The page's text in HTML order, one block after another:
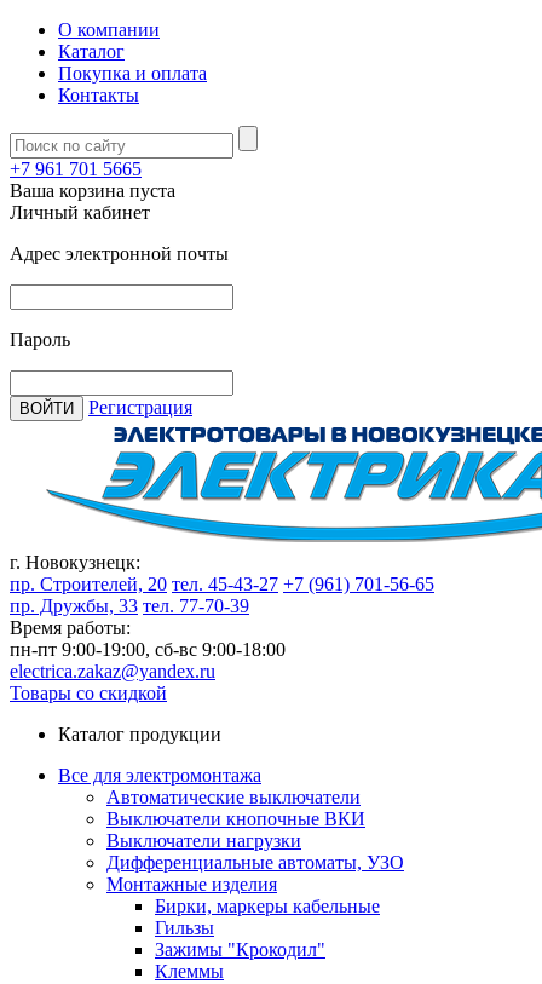
О компании
Каталог
Покупка и оплата
Контакты
+7 961 701 5665
Ваша корзина пуста
Личный кабинет
Адрес электронной почты
Пароль
ВОЙТИ Регистрация
г. Новокузнецк:
пр. Строителей, 20 тел. 45-43-27 +7 (961) 701-56-65
пр. Дружбы, 33 тел. 77-70-39
Время работы:
пн-пт 9:00-19:00, сб-вс 9:00-18:00
electrica.zakaz@yandex.ru
Товары со скидкой
Каталог продукции
Все для электромонтажа
Автоматические выключатели
Выключатели кнопочные ВКИ
Выключатели нагрузки
Дифференциальные автоматы, УЗО
Монтажные изделия
Бирки, маркеры кабельные
Гильзы
Зажимы "Крокодил"
Клеммы